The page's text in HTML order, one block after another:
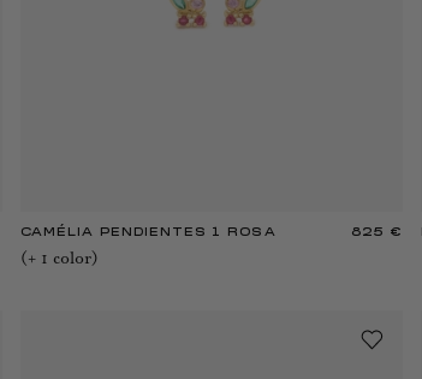
CAMÉLIA PENDIENTES 1 ROSA 825 €
(+ 1 color)